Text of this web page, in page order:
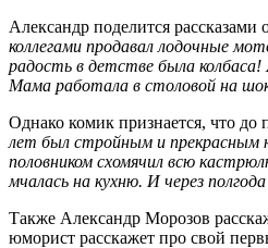
Александр поделится
коллегами продавал лодочные
радость в детстве была
Мама работала в столовой на
Однако комик признается, что до
лет был стройным и прекрасным
половником схомячил всю
мчалась на кухню. И через
Также Александр Морозов
юморист расскажет про свой